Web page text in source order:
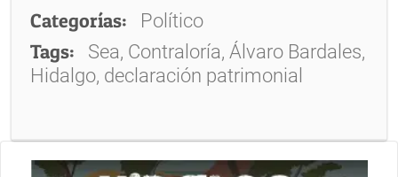
Categorías: Político
Tags:
Sea, Contraloría, Álvaro Bardales,
Hidalgo, declaración patrimonial